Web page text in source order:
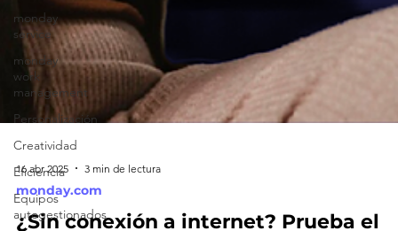
monday
service
monday
work
management
Personalización
Creatividad
Eficiencia
Equipos
autogestionados